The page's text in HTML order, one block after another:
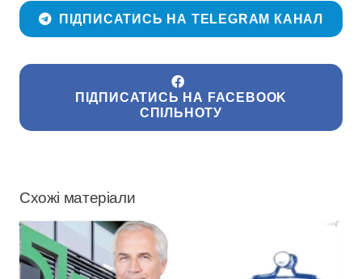
ПІДПИСАТИСЬ НА TELEGRAM КАНАЛ
ПІДПИСАТИСЬ НА FACEBOOK
СПІЛЬНОТУ
Схожі матеріали